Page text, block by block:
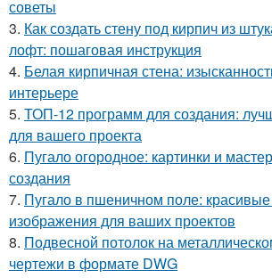
советы
3. Как создать стену под кирпич из
лофт: пошаговая инструкция
4. Белая кирпичная стена:
интерьере
5. ТОП-12 программ для создания:
для вашего проекта
6. Пугало огородное: картинки и
создания
7. Пугало в пшеничном поле:
изображения для ваших проектов
8. Подвесной потолок на
чертежи в формате DWG